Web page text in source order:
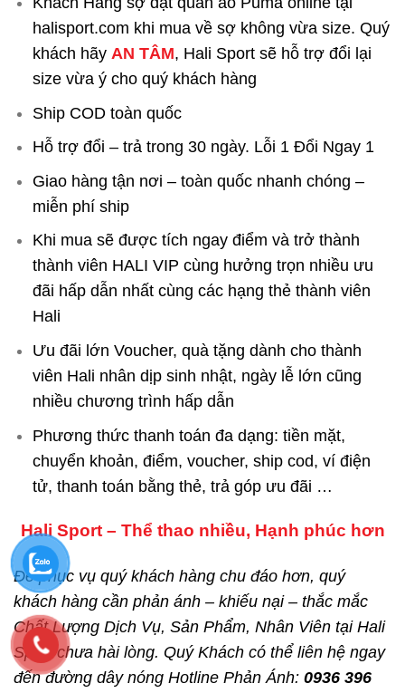
halisport.com khi mua về sợ không vừa size. Quý
khách hãy AN TÂM, Hali Sport sẽ hỗ trợ đổi lại
size vừa ý cho quý khách hàng
Ship COD toàn quốc
Hỗ trợ đổi – trả trong 30 ngày. Lỗi 1 Đổi Ngay 1
Giao hàng tận nơi – toàn quốc nhanh chóng –
miễn phí ship
Khi mua sẽ được tích ngay điểm và trở thành
thành viên HALI VIP cùng hưởng trọn nhiều ưu
đãi hấp dẫn nhất cùng các hạng thẻ thành viên
Hali
Ưu đãi lớn Voucher, quà tặng dành cho thành
viên Hali nhân dịp sinh nhật, ngày lễ lớn cũng
nhiều chương trình hấp dẫn
Phương thức thanh toán đa dạng: tiền mặt,
chuyển khoản, điểm, voucher, ship cod, ví điện
tử, thanh toán bằng thẻ, trả góp ưu đãi …
Hali Sport – Thể thao nhiều, Hạnh phúc hơn
Để phục vụ quý khách hàng chu đáo hơn, quý
khách hàng cần phản ánh – khiếu nại – thắc mắc
Chất Lượng Dịch Vụ, Sản Phẩm, Nhân Viên tại Hali
Sport chưa hài lòng. Quý Khách có thể liên hệ ngay
đến đường dây nóng Hotline Phản Ánh: 0936 396